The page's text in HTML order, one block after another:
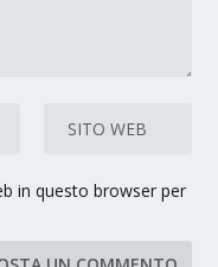
in questo browser per